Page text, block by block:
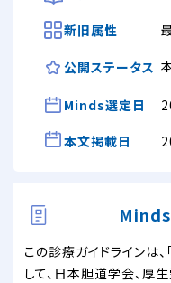
新旧属性
公開ステータス
Minds選定日
本文掲載日
Minds
この診療ガイドラインは
して、日本胆道学会、